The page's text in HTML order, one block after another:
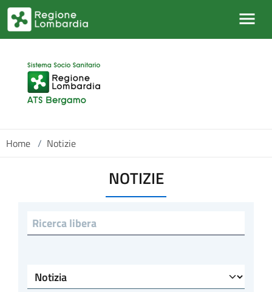
Salta al contenuto principale
Home / Notizie
NOTIZIE
Ricerca libera
Tipo di articolo